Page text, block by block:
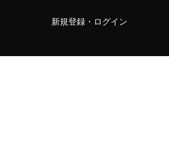
新規登録・ログイン